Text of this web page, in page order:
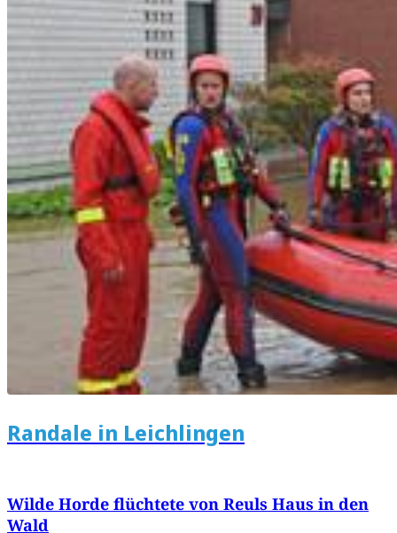
Randale in Leichlingen
Wilde Horde flüchtete von Reuls Haus in den
Wald